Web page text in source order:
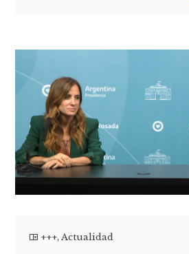
+++,Actualidad